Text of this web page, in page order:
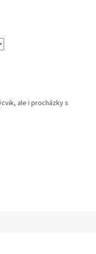
ale i procházky s